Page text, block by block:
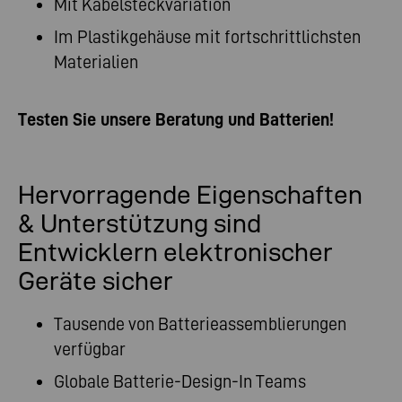
Mit Kabelsteckvariation
Im Plastikgehäuse mit fortschrittlichsten
Materialien
Testen Sie unsere Beratung und Batterien!
Hervorragende Eigenschaften
& Unterstützung sind
Entwicklern elektronischer
Geräte sicher
Tausende von Batterieassemblierungen
verfügbar
Globale Batterie-Design-In Teams